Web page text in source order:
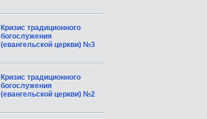
Кризис традиционного
богослужения
(евангельской церкви) №3
Кризис традиционного
богослужения
(евангельской церкви) №2